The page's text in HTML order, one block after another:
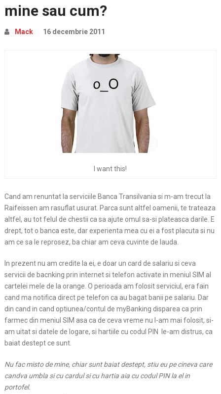
mine sau cum?
Mack 16 decembrie 2011
I want this!
Cand am renuntat la serviciile Banca Transilvania si m-am trecut la
Raifeissen am rasuflat usurat. Parca sunt altfel oamenii, te trateaza
altfel, au tot felul de chestii ca sa ajute omul sa-si plateasca darile. E
drept, tot o banca este, dar experienta mea cu ei a fost placuta si nu
am ce sa le reprosez, ba chiar am ceva cuvinte de lauda.
In prezent nu am credite la ei, e doar un card de salariu si ceva
servicii de bacnking prin internet si telefon activate in meniul SIM al
cartelei mele de la orange. O perioada am folosit serviciul, era fain
cand ma notifica direct pe telefon ca au bagat banii pe salariu. Dar
din cand in cand optiunea/contul de myBanking disparea ca prin
farmec din meniul SIM asa ca de ceva vreme nu l-am mai folosit, si-
am uitat si datele de logare, si hartiile cu codul PIN le-am distrus, ca
baiat destept ce sunt.
Nu fac misto de mine, chiar sunt baiat destept, stiu eu pe cineva care
candva umbla si cu cardul si cu hartia aia cu codul PIN la el in
portofel.